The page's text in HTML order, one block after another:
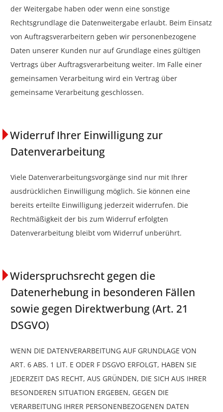
der Weitergabe haben oder wenn eine sonstige
Rechtsgrundlage die Datenweitergabe erlaubt. Beim Einsatz
von Auftragsverarbeitern geben wir personenbezogene
Daten unserer Kunden nur auf Grundlage eines gültigen
Vertrags über Auftragsverarbeitung weiter. Im Falle einer
gemeinsamen Verarbeitung wird ein Vertrag über
gemeinsame Verarbeitung geschlossen.
Widerruf Ihrer Einwilligung zur
Datenverarbeitung
Viele Datenverarbeitungsvorgänge sind nur mit Ihrer
ausdrücklichen Einwilligung möglich. Sie können eine
bereits erteilte Einwilligung jederzeit widerrufen. Die
Rechtmäßigkeit der bis zum Widerruf erfolgten
Datenverarbeitung bleibt vom Widerruf unberührt.
Widerspruchsrecht gegen die
Datenerhebung in besonderen Fällen
sowie gegen Direktwerbung (Art. 21
DSGVO)
WENN DIE DATENVERARBEITUNG AUF GRUNDLAGE VON
ART. 6 ABS. 1 LIT. E ODER F DSGVO ERFOLGT, HABEN SIE
JEDERZEIT DAS RECHT, AUS GRÜNDEN, DIE SICH AUS IHRER
BESONDEREN SITUATION ERGEBEN, GEGEN DIE
VERARBEITUNG IHRER PERSONENBEZOGENEN DATEN